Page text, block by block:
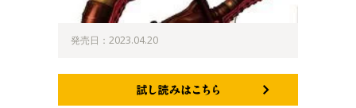
発売日：2023.04.20